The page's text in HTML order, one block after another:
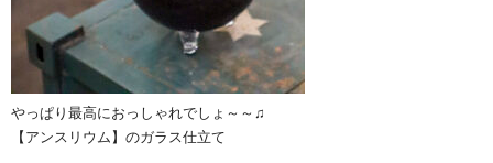
やっぱり最高におっしゃれでしょ～～♫
【アンスリウム】のガラス仕立て